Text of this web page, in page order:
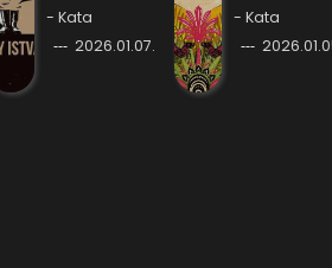
- Kata
2026.01.07.
- Kata